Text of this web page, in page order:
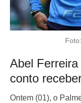
Abel Ferreira
conto
Ontem (01), o